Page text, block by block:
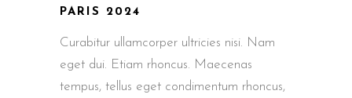
PARIS 2024
Curabitur ullamcorper ultricies nisi. Nam
eget dui. Etiam rhoncus. Maecenas
tempus, tellus eget condimentum rhoncus,